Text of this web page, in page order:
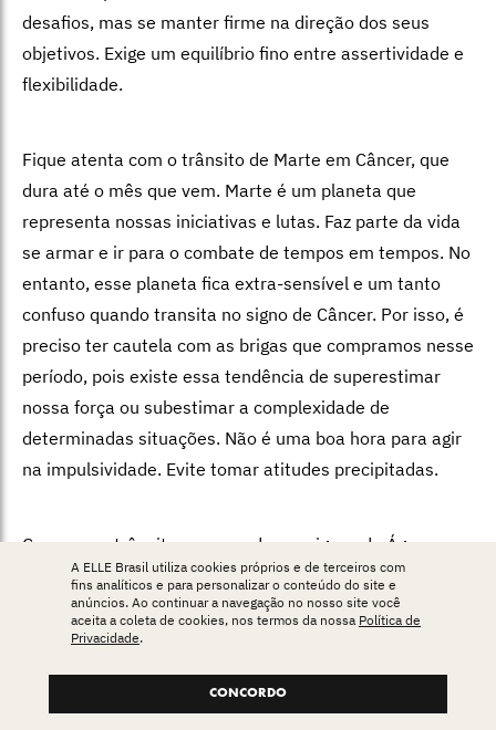
desafios, mas se manter firme na direção dos seus
objetivos. Exige um equilíbrio fino entre assertividade e
flexibilidade.
Fique atenta com o trânsito de Marte em Câncer, que
dura até o mês que vem. Marte é um planeta que
representa nossas iniciativas e lutas. Faz parte da vida
se armar e ir para o combate de tempos em tempos. No
entanto, esse planeta fica extra-sensível e um tanto
confuso quando transita no signo de Câncer. Por isso, é
preciso ter cautela com as brigas que compramos nesse
período, pois existe essa tendência de superestimar
nossa força ou subestimar a complexidade de
determinadas situações. Não é uma boa hora para agir
na impulsividade. Evite tomar atitudes precipitadas.
Com esses trânsitos ocorrendo em signos de Água –
Júpiter em Peixes, Marte em Câncer – é recomendado
analisar como anda a nossa percepção da realidade. As
emoções podem turvar nosso julgamento. Com Júpiter
com ilusões e se intoxicar por conta de coisas que não
A ELLE Brasil utiliza cookies próprios e de terceiros com
fins analíticos e para personalizar o conteúdo do site e
anúncios. Ao continuar a navegação no nosso site você
aceita a coleta de cookies, nos termos da nossa Política de
Privacidade.
CONCORDO